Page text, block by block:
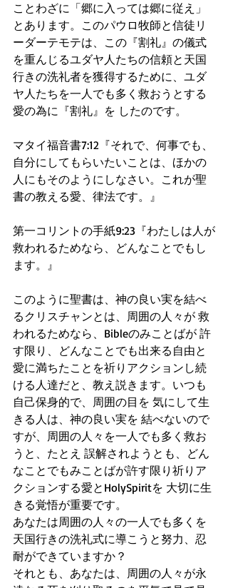
ことわざに「郷に入っては郷に従え」
とあります。このパウロ牧師と信徒リ
ーダーテモテは、この『割礼』の儀式
を重んじるユダヤ人たちの信頼と天国
行きの洗礼者を獲得するために、ユダ
ヤ人たちを一人でも多く救おうとする
愛の為に『割礼』を したのです。
マタイ福音書7:12『それで、何事でも、
自分にしてもらいたいことは、ほかの
人にもそのようにしなさい。これが聖
書の教える愛、律法です。』
第一コリントの手紙9:23『わたしは人が
救われるためなら、どんなことでもし
ます。』
このように聖書は、神の良い実を結べ
るクリスチャンとは、周囲の人々が 救
われるためなら、Bibleのみことばが 許
す限り、どんなことでも出来る自由と
愛に満ちたことを祈りアクションし続
ける人達だと、教え説きます。いつも
自己保身的で、周囲の目を 気にして生
きる人は、神の良い実を 結べないので
すが、周囲の人々を一人でも多く救お
うと、たとえ 誤解されようとも、どん
なことでもみことばが許す限り祈りア
クションする愛とHolySpiritを 大切に生
きる覚悟が重要です。
あなたは周囲の人々の一人でも多くを
天国行きの洗礼式に導こうと努力、忍
耐ができていますか？
それとも、あなたは、周囲の人々が永